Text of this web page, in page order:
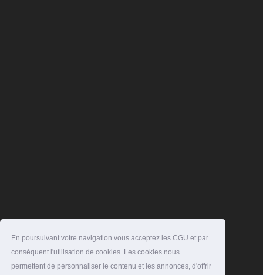
En poursuivant votre navigation vous acceptez les CGU et par
conséquent l'utilisation de cookies. Les cookies nous
permettent de personnaliser le contenu et les annonces, d'offrir